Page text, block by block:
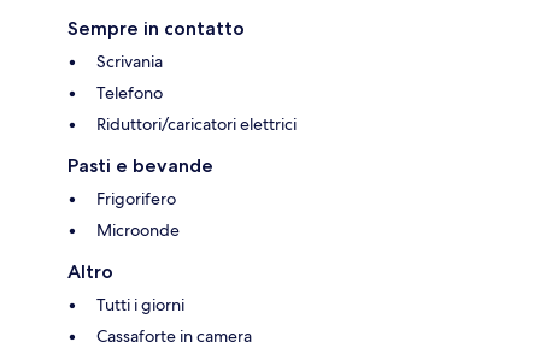
Sempre in contatto
Scrivania
Telefono
Riduttori/caricatori elettrici
Pasti e bevande
Frigorifero
Microonde
Altro
Tutti i giorni
Cassaforte in camera